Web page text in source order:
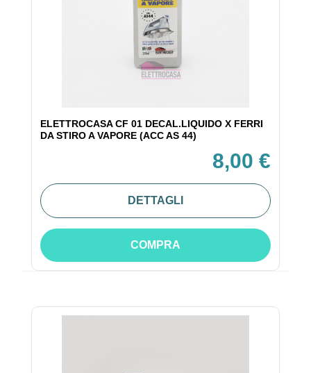
ELETTROCASA CF 01 DECAL.LIQUIDO X FERRI
DA STIRO A VAPORE (ACC AS 44)
8,00 €
DETTAGLI
COMPRA